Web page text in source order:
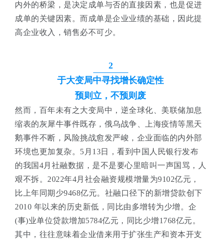
内外的桥梁，是决定成单与否的直接因素，也是促进
成单的关键因素。而成单是企业业绩的基础，因此提
高企业收入，销售必不可少。
2
于大变局中寻找增长确定性
预则立，不预则废
然而，百年未有之大变局中，逆全球化、美联储加息
缩表的灰犀牛事件既存，俄乌战争、上海疫情等黑天
鹅事件不断，风险挑战愈发严峻，企业面临的内外部
环境也更加复杂。5月13日，看到中国人民银行发布
的我国4月社融数据，是不是要心里暗叫一声国骂，人
艰不拆。2022年4月社会融资规模增量为9102亿元，
比上年同期少9468亿元。社融口径下的新增贷款创下
2010 年以来的历史新低，同比由多增转为少增。企
(事)业单位贷款增加5784亿元，同比少增1768亿元。
其中，往往意味着企业借来用于扩张生产和资本开支